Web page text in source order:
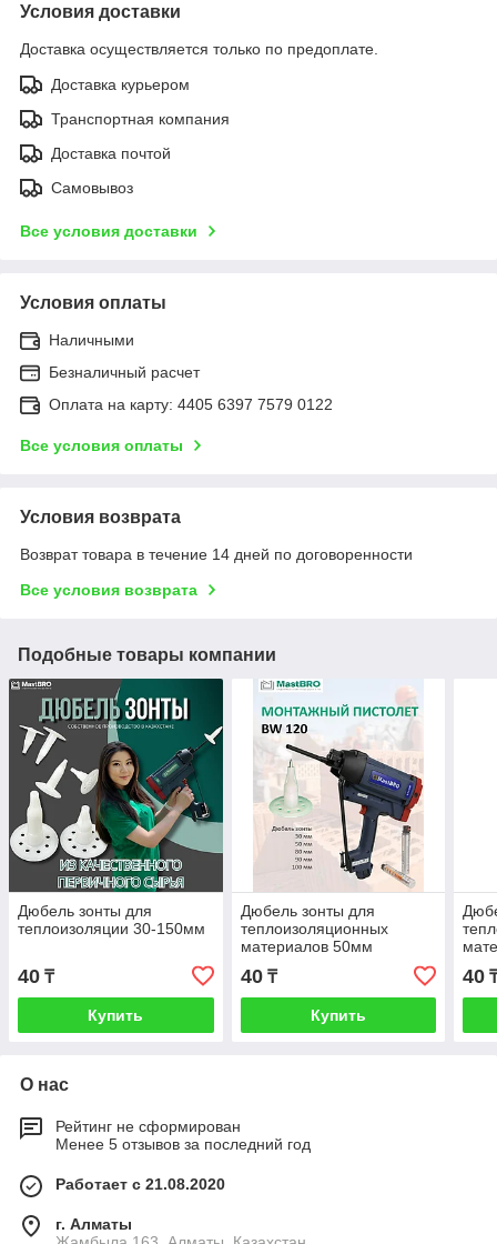
Условия доставки
Доставка осуществляется только по предоплате.
Доставка курьером
Транспортная компания
Доставка почтой
Самовывоз
Все условия доставки
Условия оплаты
Наличными
Безналичный расчет
Оплата на карту: 4405 6397 7579 0122
Все условия оплаты
Условия возврата
Возврат товара в течение 14 дней по договоренности
Все условия возврата
Подобные товары компании
Дюбель зонты для
теплоизоляции 30-150мм
40 ₸
Купить
Дюбель зонты для
теплоизоляционных
материалов 50мм
40₸
Купить
40
О нас
Рейтинг не сформирован
Менее 5 отзывов за последний год
Работает с 21.08.2020
г. Алматы